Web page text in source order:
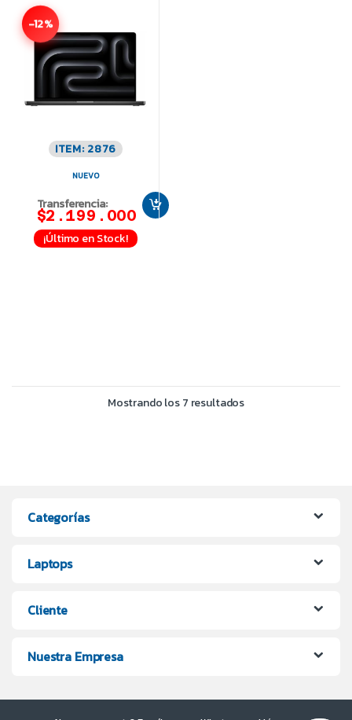
-12%
ITEM: 2876
NUEVO
Transferencia:
$2.199.000
¡Último en Stock!
Mostrando los 7 resultados
Categorías
Laptops
Cliente
Nuestra Empresa